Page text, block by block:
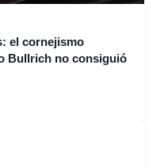
el cornejismo
Bullrich no consiguió